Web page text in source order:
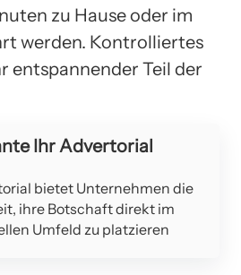
zu Hause oder im
werden. Kontrolliertes
entspannender Teil der
Ihr Advertorial
bietet Unternehmen die
ihre Botschaft direkt im
Umfeld zu platzieren